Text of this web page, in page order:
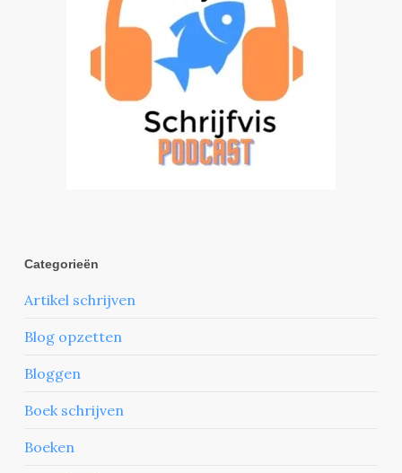
Categorieën
Artikel schrijven
Blog opzetten
Bloggen
Boek schrijven
Boeken